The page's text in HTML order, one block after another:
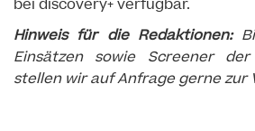
bei discovery+ verfügbar.
Hinweis für die Redaktionen:
Einsätzen sowie Screener
stellen wir auf Anfrage gerne zur